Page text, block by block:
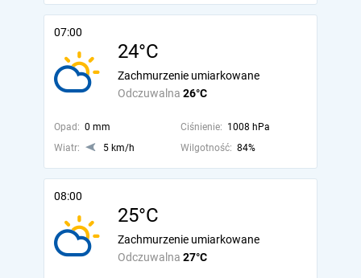
07:00
24°C
Odczuwalna 26°C
Zachmurzenie umiarkowane
Opad: 0 mm Ciśnienie: 1008 hPa
Wiatr:
5 km/h Wilgotność: 84%
08:00
25°C
Odczuwalna 27°C
Zachmurzenie umiarkowane